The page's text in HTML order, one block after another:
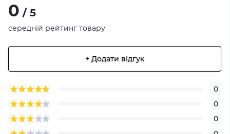
0 / 5
середній рейтинг товару
+ Додати відгук
0
0
0